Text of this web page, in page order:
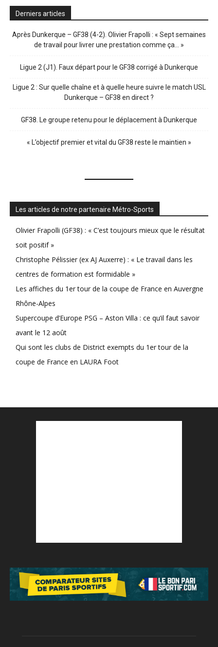
Derniers articles
Après Dunkerque – GF38 (4-2). Olivier Frapolli : « Sept semaines
de travail pour livrer une prestation comme ça… »
Ligue 2 (J1). Faux départ pour le GF38 corrigé à Dunkerque
Ligue 2 : Sur quelle chaîne et à quelle heure suivre le match USL
Dunkerque – GF38 en direct ?
GF38. Le groupe retenu pour le déplacement à Dunkerque
« L’objectif premier et vital du GF38 reste le maintien »
Les articles de notre partenaire Métro-Sports
Olivier Frapolli (GF38) : « C’est toujours mieux que le résultat
soit positif »
Christophe Pélissier (ex AJ Auxerre) : « Le travail dans les
centres de formation est formidable »
Les affiches du 1er tour de la coupe de France en Auvergne
Rhône-Alpes
Supercoupe d’Europe PSG – Aston Villa : ce qu’il faut savoir
avant le 12 août
Qui sont les clubs de District exempts du 1er tour de la
coupe de France en LAURA Foot